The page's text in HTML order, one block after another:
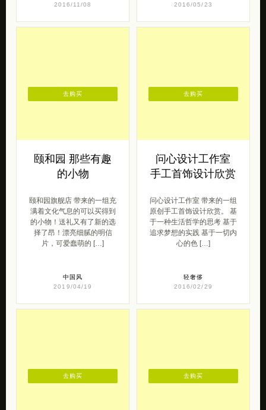
2016/11/08
2016/05/23
颐和园 那些有趣
的小物
颐和园旗舰店 带来的一组充
满着文化气息的可以买得到
的小物！送礼又有了新的选
择了昂！漂亮细腻的明信
片，可爱蠢萌的 […]
中国风
2019/04/19
去购买
问心设计工作室
手工首饰设计欣赏
问心设计工作室 带来的一组
原创手工首饰设计欣赏。 基
于一种生活哲学的思考 基于
追求梦想的实践 基于一切内
心的色 […]
轻奢侈
2016/02/29
去购买
去购买 去购买